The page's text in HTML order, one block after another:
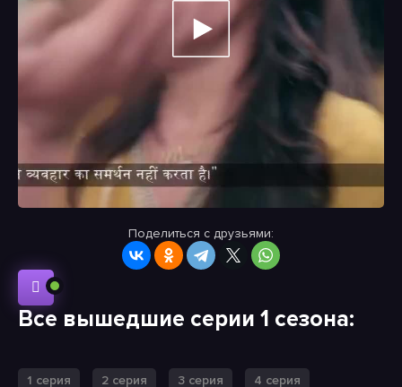
Поделиться с друзьями:
Все вышедшие серии 1 сезона:
1 серия 2 серия 3 серия 4 серия